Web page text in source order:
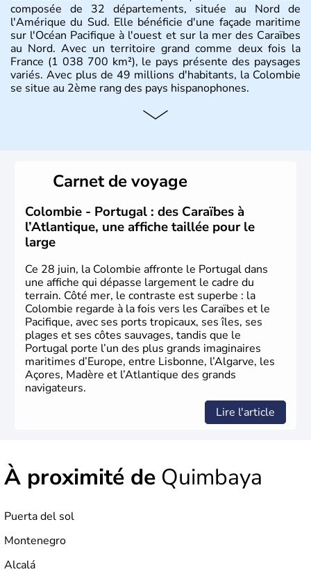
composée de 32 départements, située au Nord de
l'Amérique du Sud. Elle bénéficie d'une façade maritime
sur l'Océan Pacifique à l'ouest et sur la mer des Caraïbes
au Nord. Avec un territoire grand comme deux fois la
France (1 038 700 km²), le pays présente des paysages
variés. Avec plus de 49 millions d'habitants, la Colombie
se situe au 2ème rang des pays hispanophones.
Histoire et administration
en 1538, qui est toujours la capitale. C'est en 1810, que
le premier parlement s'établit à Bogotà, suivi en 1813
par la proclamation de l'indépendance. la Colombie est
une République depuis 1830.
Carnet de voyage
Colombie - Portugal : des Caraïbes à
l’Atlantique, une affiche taillée pour le
large
Ce 28 juin, la Colombie affronte le Portugal dans
une affiche qui dépasse largement le cadre du
terrain. Côté mer, le contraste est superbe : la
Colombie regarde à la fois vers les Caraïbes et le
Pacifique, avec ses ports tropicaux, ses îles, ses
plages et ses côtes sauvages, tandis que le
Portugal porte l’un des plus grands imaginaires
maritimes d’Europe, entre Lisbonne, l’Algarve, les
Açores, Madère et l’Atlantique des grands
navigateurs.
Lire l'article
À proximité de Quimbaya
Puerta del sol
Montenegro
Alcalá